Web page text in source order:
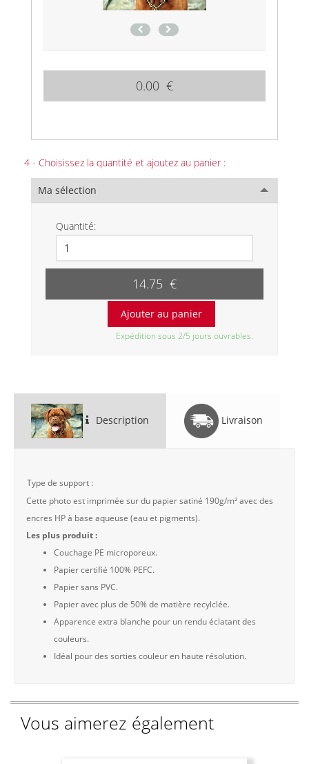
0.00 €
4 - Choisissez la quantité et ajoutez au panier :
Ma sélection
Quantité:
14.75 €
Expédition sous 2/5 jours ouvrables.
Description Livraison
Type de support :
Cette photo est imprimée sur du papier satiné 190g/m² avec des
encres HP à base aqueuse (eau et pigments).
Les plus produit :
Couchage PE microporeux.
Papier certifié 100% PEFC.
Papier sans PVC.
Papier avec plus de 50% de matière recylclée.
Apparence extra blanche pour un rendu éclatant des
couleurs.
Idéal pour des sorties couleur en haute résolution.
Vous aimerez également